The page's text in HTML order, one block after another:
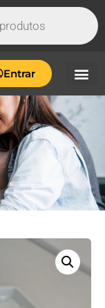
Entrar